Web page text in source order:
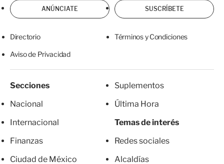
ANÚNCIATE SUSCRÍBETE
Directorio Términos y Condiciones
Aviso de Privacidad
Secciones
Nacional
Internacional
Finanzas
Ciudad de México
Suplementos
Última Hora
Temas de interés
Redes sociales
Alcaldías